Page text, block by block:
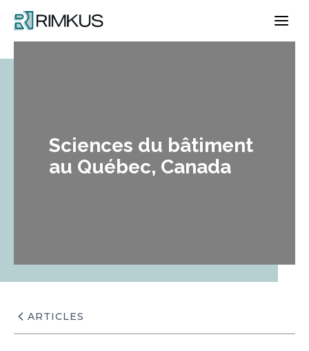
content
Sciences du bâtiment
au Québec, Canada
ARTICLES